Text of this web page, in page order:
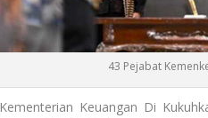
43 Pejabat
Kementerian Keuangan Di